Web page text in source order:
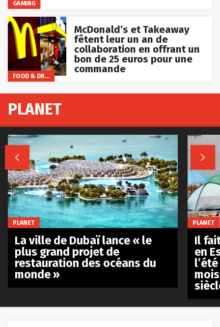
GAMING
FOOD & DRINKS
McDonald’s et Takeaway
fêtent leur un an de
collaboration en offrant un
bon de 25 euros pour une
commande
PLANET
 
PLANET
La ville de Dubaï lance « le
plus grand projet de
restauration des océans du
monde »
PLANET
Il
en